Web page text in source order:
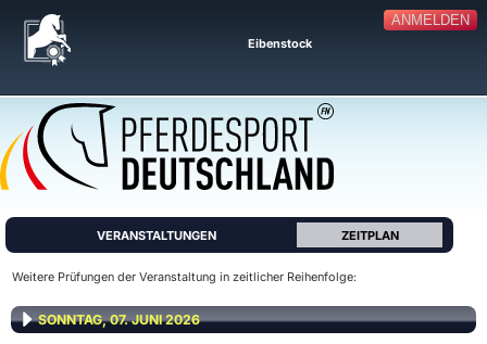
ANMELDEN
Eibenstock
VERANSTALTUNGEN ZEITPLAN
Weitere Prüfungen der Veranstaltung in zeitlicher Reihenfolge:
SONNTAG, 07. JUNI 2026